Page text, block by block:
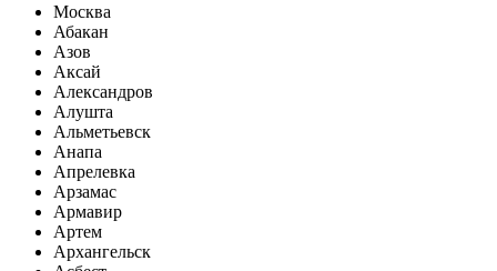
Москва
Абакан
Азов
Аксай
Александров
Алушта
Альметьевск
Анапа
Апрелевка
Арзамас
Армавир
Артем
Архангельск